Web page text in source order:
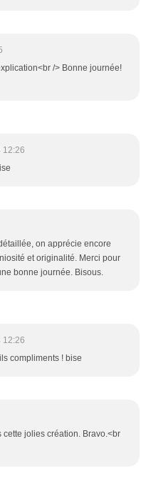
/> Bonne journée!
12:26
on apprécie encore
et originalité. Merci pour
bonne journée. Bisous.
12:26
compliments ! bise
jolies création. Bravo.<br